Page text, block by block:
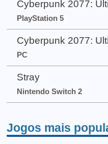
Cyberpunk 2077:
PlayStation 5
Cyberpunk 2077:
PC
Stray
Nintendo Switch 2
Jogos mais